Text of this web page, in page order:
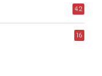
42
16